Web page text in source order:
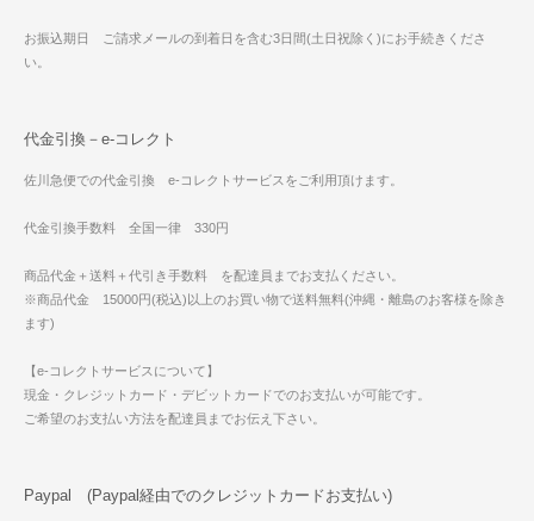
お振込期日 ご請求メールの到着日を含む3日間(土日祝除く)にお手続きくださ
い。
代金引換－e-コレクト
佐川急便での代金引換 e-コレクトサービスをご利用頂けます。
代金引換手数料 全国一律 330円
商品代金＋送料＋代引き手数料 を配達員までお支払ください。
※商品代金 15000円(税込)以上のお買い物で送料無料(沖縄・離島のお客様を除き
ます)
【e-コレクトサービスについて】
現金・クレジットカード・デビットカードでのお支払いが可能です。
ご希望のお支払い方法を配達員までお伝え下さい。
Paypal (Paypal経由でのクレジットカードお支払い)